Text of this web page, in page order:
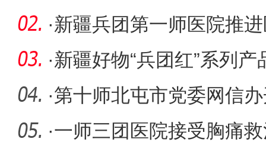
荣返乡
·新疆兵团第一师医院推
实
·新疆好物“兵团红”系列
·第十师北屯市党委网信
·一师三团医院接受胸痛